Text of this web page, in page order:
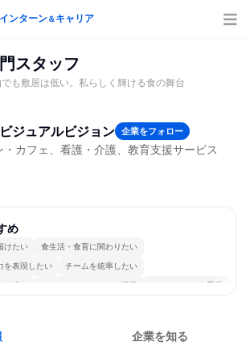
インターン＆キャリア
スタッフ
でも敷居は低い。私らしく輝ける食の舞台
ジュアルビジョン 企業をフォロー
・カフェ、看護・介護、教育支援サービス
め
けたい 食生活・食育に関わりたい
を表現したい チームを統率したい
組む コミュニケーションが活発 チームワークを重視
企業を知る